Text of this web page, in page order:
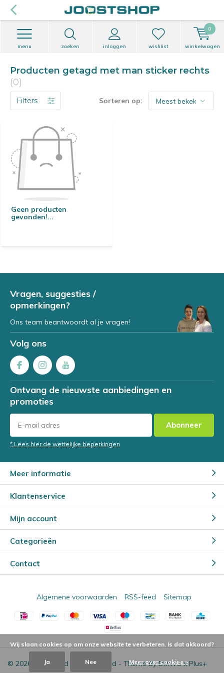
zoeken inloggen
menu wishlist winkelwagen
0
Producten getagd met man sticker rechts
(0)
Filters Sorteren op:
Geen producten
gevonden!...
Vragen, suggesties /
opmerkingen?
Ons team beantwoordt al je vragen!
Volg ons
Ontvang de nieuwste aanbiedingen en
promoties
Abonneer
* Lees hier de wettelijke beperkingen
Meer informatie
Klantenservice
Mijn account
Categorieën
Contact
© 2026 - Powered by Lightspeed - Theme ByDMWSxPlus+
Algemene voorwaarden RSS-feed Sitemap
Wij slaan cookies op om onze website te verbeteren. Is dat akkoord?
Ja Nee Meer over cookies »